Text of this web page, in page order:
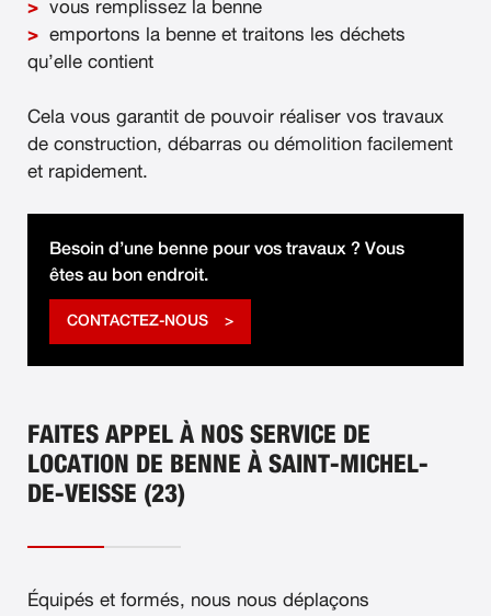
vous remplissez la benne
emportons la benne et traitons les déchets
qu’elle contient
Cela vous garantit de pouvoir réaliser vos travaux
de construction, débarras ou démolition facilement
et rapidement.
Besoin d’une benne pour vos travaux ? Vous
êtes au bon endroit.
CONTACTEZ-NOUS
FAITES APPEL À NOS SERVICE DE
LOCATION DE BENNE À SAINT-MICHEL-
DE-VEISSE (23)
Équipés et formés, nous nous déplaçons